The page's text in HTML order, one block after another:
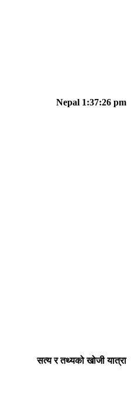
Nepal 1:37:26 pm
सत्य र तथ्यको खोजी यात्रा